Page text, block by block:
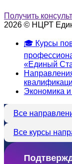
Получить
2026 © НЦРТ
🎓 Курсы
«Единый
Экономика
Все
Все курсы